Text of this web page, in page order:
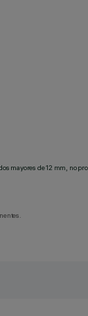
mayores de 12 mm, no